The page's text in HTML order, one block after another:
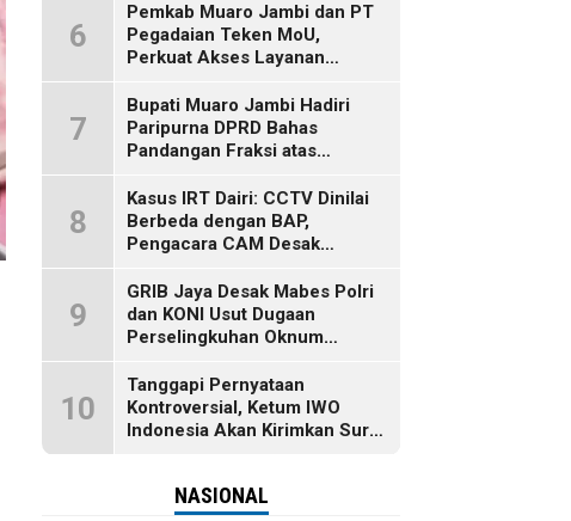
6
Pemkab Muaro Jambi dan PT
Pegadaian Teken MoU,
Perkuat Akses Layanan
7
Bupati Muaro Jambi Hadiri
Paripurna DPRD Bahas
Pandangan Fraksi atas
Pertanggungjawaban APBD
2025
8
Kasus IRT Dairi: CCTV Dinilai
Berbeda dengan BAP,
Pengacara CAM Desak
9
GRIB Jaya Desak Mabes Polri
dan KONI Usut Dugaan
Perselingkuhan Oknum
10
Tanggapi Pernyataan
Kontroversial, Ketum IWO
Indonesia Akan Kirimkan Surat
NASIONAL